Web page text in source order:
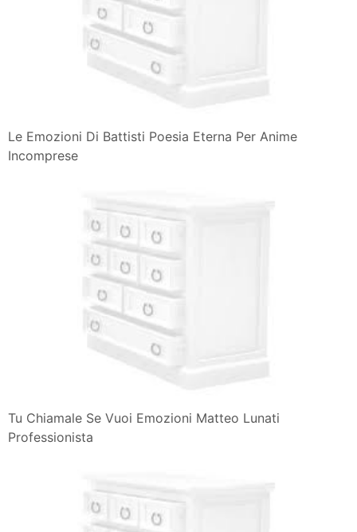
Le Emozioni Di Battisti Poesia Eterna Per Anime
Incomprese
Tu Chiamale Se Vuoi Emozioni Matteo Lunati
Professionista